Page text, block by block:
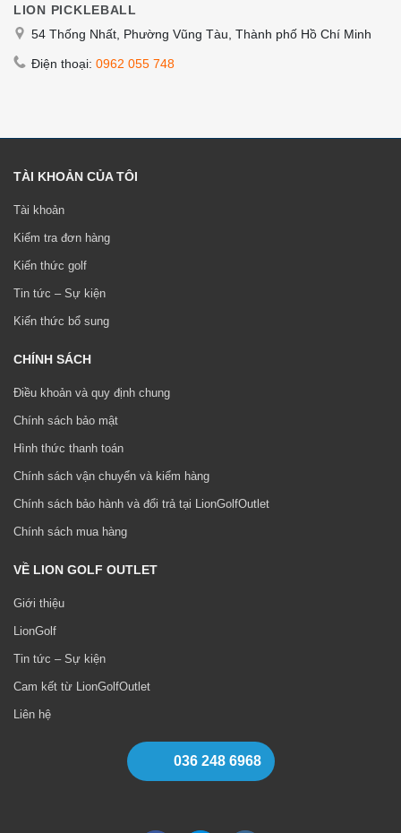
LION PICKLEBALL
54 Thống Nhất, Phường Vũng Tàu, Thành phố Hồ Chí Minh
Điện thoại: 0962 055 748
TÀI KHOẢN CỦA TÔI
Tài khoản
Kiểm tra đơn hàng
Kiến thức golf
Tin tức – Sự kiện
Kiến thức bổ sung
CHÍNH SÁCH
Điều khoản và quy định chung
Chính sách bảo mật
Hình thức thanh toán
Chính sách vận chuyển và kiểm hàng
Chính sách bảo hành và đổi trả tại LionGolfOutlet
Chính sách mua hàng
VỀ LION GOLF OUTLET
Giới thiệu
LionGolf
Tin tức – Sự kiện
Cam kết từ LionGolfOutlet
Liên hệ
036 248 6968